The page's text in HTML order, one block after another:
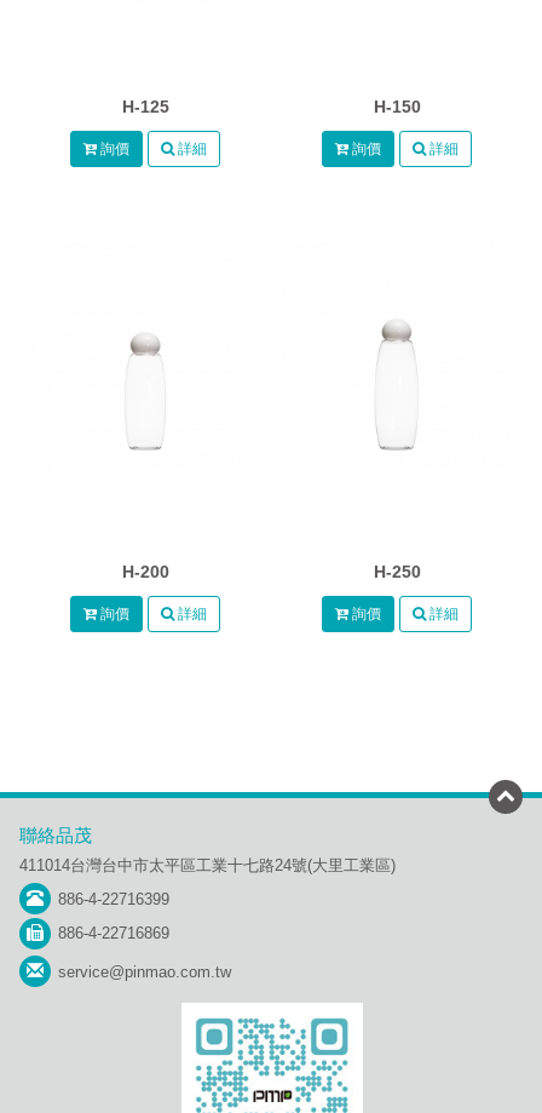
H-125
詢價 詳細
H-150
詢價 詳細
H-200
詢價 詳細
H-250
詢價 詳細
聯絡品茂
411014台灣台中市太平區工業十七路24號(大里工業區)
886-4-22716399
886-4-22716869
service@pinmao.com.tw